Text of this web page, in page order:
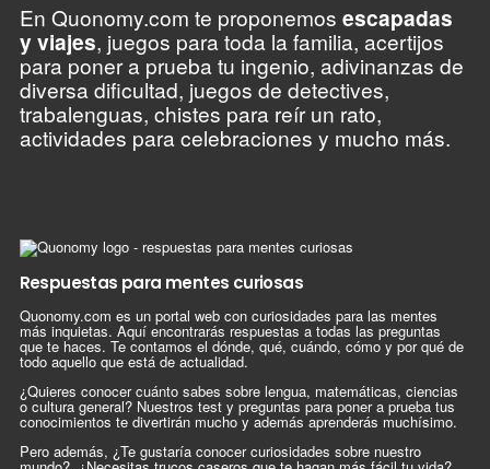
En Quonomy.com te proponemos escapadas
y viajes, juegos para toda la familia, acertijos
para poner a prueba tu ingenio, adivinanzas de
diversa dificultad, juegos de detectives,
trabalenguas, chistes para reír un rato,
actividades para celebraciones y mucho más.
Respuestas para mentes curiosas
Quonomy.com es un portal web con curiosidades para las mentes
más inquietas. Aquí encontrarás respuestas a todas las preguntas
que te haces. Te contamos el dónde, qué, cuándo, cómo y por qué de
todo aquello que está de actualidad.
¿Quieres conocer cuánto sabes sobre lengua, matemáticas, ciencias
o cultura general? Nuestros test y preguntas para poner a prueba tus
conocimientos te divertirán mucho y además aprenderás muchísimo.
Pero además, ¿Te gustaría conocer curiosidades sobre nuestro